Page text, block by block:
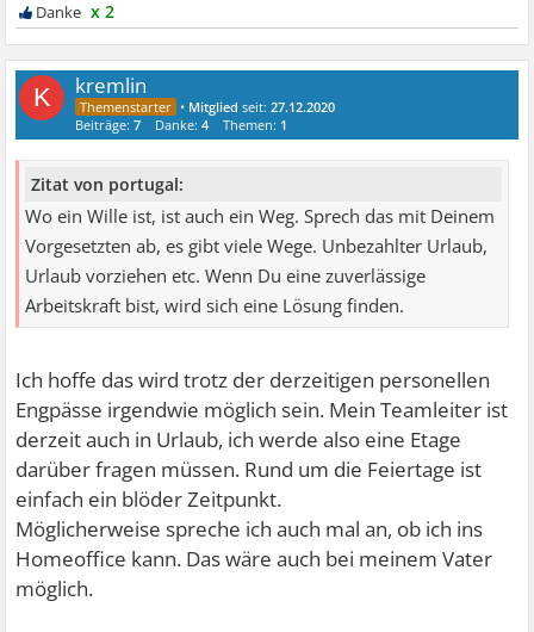
x 2
K kremlin
• Mitglied seit:27.12.2020
Beiträge:7 Danke:4 Themen: 1
Zitat von portugal:
Wo ein Wille ist, ist auch ein Weg. Sprech das mit Deinem
Vorgesetzten ab, es gibt viele Wege. Unbezahlter Urlaub,
Urlaub vorziehen etc. Wenn Du eine zuverlässige
Arbeitskraft bist, wird sich eine Lösung finden.
Ich hoffe das wird trotz der derzeitigen personellen
Engpässe irgendwie möglich sein. Mein Teamleiter ist
derzeit auch in Urlaub, ich werde also eine Etage
darüber fragen müssen. Rund um die Feiertage ist
einfach ein blöder Zeitpunkt.
Möglicherweise spreche ich auch mal an, ob ich ins
Homeoffice kann. Das wäre auch bei meinem Vater
möglich.